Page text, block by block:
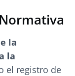
la
la
el registro de